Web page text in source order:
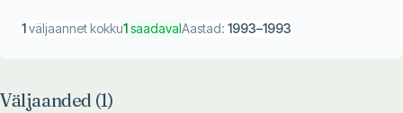
1väljaannet kokku1saadavalAastad: 1993–1993
Väljaanded (1)